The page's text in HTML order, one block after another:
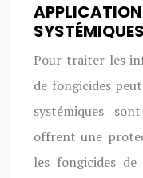
Pour traiter les
de fongicides
systémiques
offrent une
les fongicides